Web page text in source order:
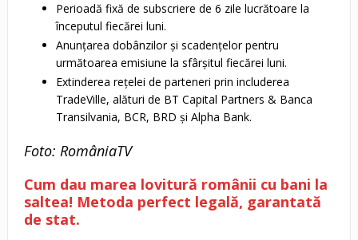
Perioadă fixă de subscriere de 6 zile lucrătoare la
începutul fiecărei luni.
Anunțarea dobânzilor și scadențelor pentru
următoarea emisiune la sfârșitul fiecărei luni.
Extinderea rețelei de parteneri prin includerea
TradeVille, alături de BT Capital Partners & Banca
Transilvania, BCR, BRD și Alpha Bank.
Foto: RomâniaTV
Cum dau marea lovitură românii cu bani la
saltea! Metoda perfect legală, garantată
de stat.